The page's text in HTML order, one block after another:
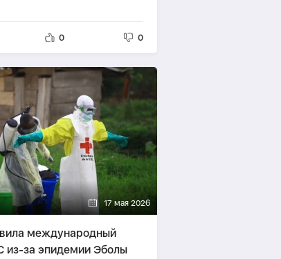
0 0
17 мая 2026
международный
из-за эпидемии Эболы